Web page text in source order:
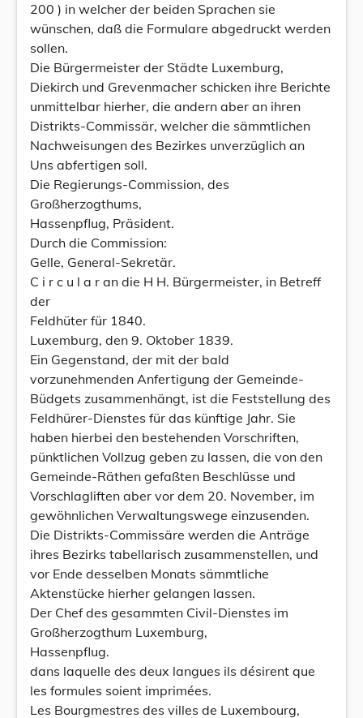
200 ) in welcher der beiden Sprachen sie
wünschen, daß die Formulare abgedruckt werden
sollen.
Die Bürgermeister der Städte Luxemburg,
Diekirch und Grevenmacher schicken ihre Berichte
unmittelbar hierher, die andern aber an ihren
Distrikts-Commissär, welcher die sämmtlichen
Nachweisungen des Bezirkes unverzüglich an
Uns abfertigen soll.
Die Regierungs-Commission, des
Großherzogthums,
Hassenpflug, Präsident.
Durch die Commission:
Gelle, General-Sekretär.
C i r c u l a r an die H H. Bürgermeister, in Betreff
der
Feldhüter für 1840.
Luxemburg, den 9. Oktober 1839.
Ein Gegenstand, der mit der bald
vorzunehmenden Anfertigung der Gemeinde-
Büdgets zusammenhängt, ist die Feststellung des
Feldhürer-Dienstes für das künftige Jahr. Sie
haben hierbei den bestehenden Vorschriften,
pünktlichen Vollzug geben zu lassen, die von den
Gemeinde-Räthen gefaßten Beschlüsse und
Vorschlagliften aber vor dem 20. November, im
gewöhnlichen Verwaltungswege einzusenden.
Die Distrikts-Commissäre werden die Anträge
ihres Bezirks tabellarisch zusammenstellen, und
vor Ende desselben Monats sämmtliche
Aktenstücke hierher gelangen lassen.
Der Chef des gesammten Civil-Dienstes im
Großherzogthum Luxemburg,
Hassenpflug.
dans laquelle des deux langues ils désirent que
les formules soient imprimées.
Les Bourgmestres des villes de Luxembourg,